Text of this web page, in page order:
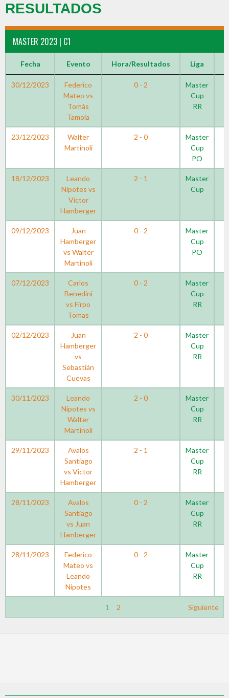
RESULTADOS
MASTER 2023 | C1
Fecha Evento Hora/Resultados Liga
30/12/2023
Federico
Mateo vs
Tomás
Tamola
0 - 2
Master
Cup
RR
23/12/2023
Walter
Martinoli
2 - 0
Master
Cup
PO
18/12/2023
Leando
Nipotes vs
Victor
Hamberger
2 - 1
Master
Cup
09/12/2023
Juan
Hamberger
vs Walter
Martinoli
0 - 2
Master
Cup
PO
07/12/2023
Carlos
Benedini
vs Firpo
Tomas
0 - 2
Master
Cup
RR
02/12/2023
Juan
Hamberger
vs
Sebastián
Cuevas
2 - 0
Master
Cup
RR
30/11/2023
Leando
Nipotes vs
Walter
Martinoli
2 - 0
Master
Cup
RR
29/11/2023
Avalos
Santiago
vs Victor
Hamberger
2 - 1
Master
Cup
RR
28/11/2023
Avalos
Santiago
vs Juan
Hamberger
0 - 2
Master
Cup
RR
28/11/2023
Federico
Mateo vs
Leando
Nipotes
0 - 2
Master
Cup
RR
1 2 Siguiente